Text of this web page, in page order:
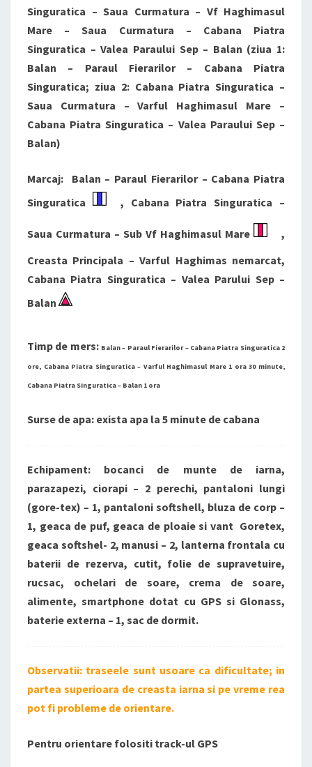
Singuratica – Saua Curmatura – Vf Haghimasul
Mare – Saua Curmatura – Cabana Piatra
Singuratica – Valea Paraului Sep – Balan (ziua 1:
Balan – Paraul Fierarilor – Cabana Piatra
Singuratica; ziua 2: Cabana Piatra Singuratica –
Saua Curmatura – Varful Haghimasul Mare –
Cabana Piatra Singuratica – Valea Paraului Sep –
Balan)
Marcaj: Balan – Paraul Fierarilor – Cabana Piatra
Singuratica
, Cabana Piatra Singuratica –
Saua Curmatura – Sub Vf Haghimasul Mare
,
Creasta Principala – Varful Haghimas nemarcat,
Cabana Piatra Singuratica – Valea Parului Sep –
Balan
Timp de mers: Balan – Paraul Fierarilor – Cabana Piatra Singuratica 2
ore, Cabana Piatra Singuratica – Varful Haghimasul Mare 1 ora 30 minute,
Cabana Piatra Singuratica – Balan 1 ora
Surse de apa: exista apa la 5 minute de cabana
Echipament: bocanci de munte de iarna,
parazapezi, ciorapi – 2 perechi, pantaloni lungi
(gore-tex) – 1, pantaloni softshell, bluza de corp –
1, geaca de puf, geaca de ploaie si vant Goretex,
geaca softshel- 2, manusi – 2, lanterna frontala cu
baterii de rezerva, cutit, folie de supravetuire,
rucsac, ochelari de soare, crema de soare,
alimente, smartphone dotat cu GPS si Glonass,
baterie externa – 1, sac de dormit.
Observatii: traseele sunt usoare ca dificultate; in
partea superioara de creasta iarna si pe vreme rea
pot fi probleme de orientare.
Pentru orientare folositi track-ul GPS